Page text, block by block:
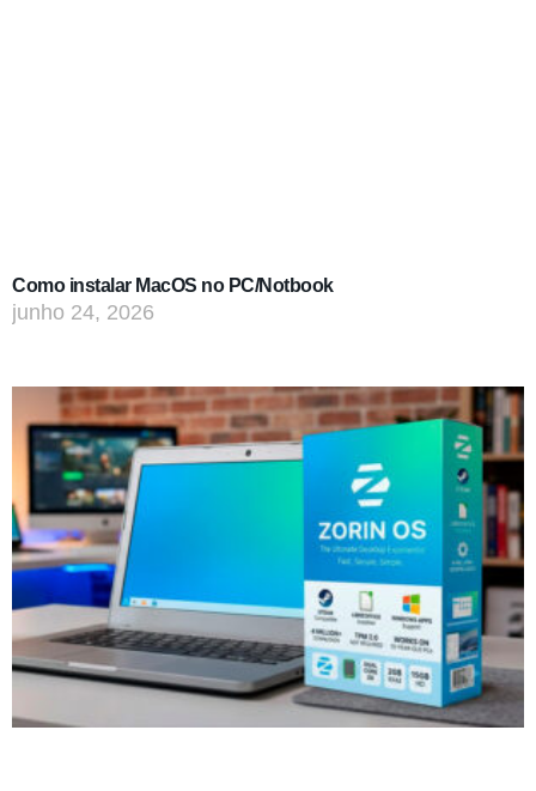
Como instalar MacOS no PC/Notbook
junho 24, 2026